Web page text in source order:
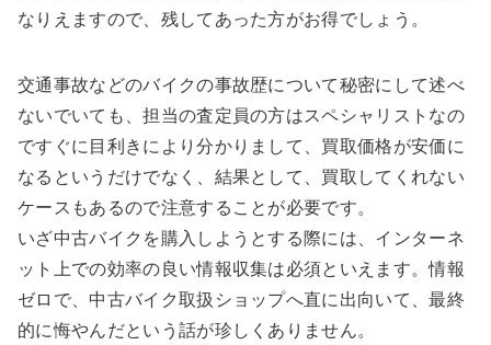
なりえますので、残してあった方がお得でしょう。
交通事故などのバイクの事故歴について秘密にして述べ
ないでいても、担当の査定員の方はスペシャリストなの
ですぐに目利きにより分かりまして、買取価格が安価に
なるというだけでなく、結果として、買取してくれない
ケースもあるので注意することが必要です。
いざ中古バイクを購入しようとする際には、インターネ
ット上での効率の良い情報収集は必須といえます。情報
ゼロで、中古バイク取扱ショップへ直に出向いて、最終
的に悔やんだという話が珍しくありません。